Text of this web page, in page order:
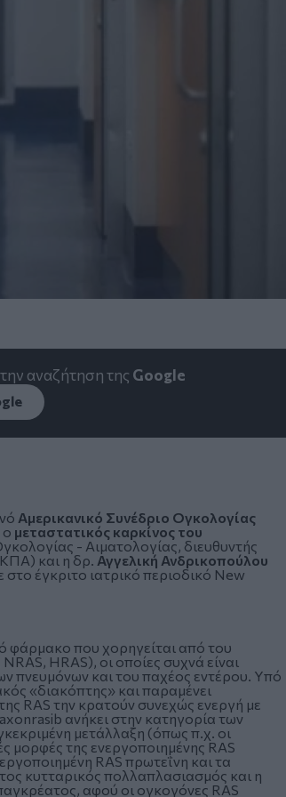
αναζήτηση της Google
Αμερικανικό Συνέδριο Ογκολογίας
ο μεταστατικός καρκίνος του
- Αιματολογίας, διευθυντής
και η δρ. Αγγελική Ανδρικοπούλου
έγκριτο ιατρικό περιοδικό New
φάρμακο που χορηγείται από του
HRAS), οι οποίες συχνά είναι
πνευμόνων και του παχέος εντέρου. Υπό
«διακόπτης» και παραμένει
RAS την κρατούν συνεχώς ενεργή με
ανήκει στην κατηγορία των
μετάλλαξη (όπως π.χ. οι
μορφές της ενεργοποιημένης RAS
RAS πρωτεΐνη και τα
κυτταρικός πολλαπλασιασμός και η
αφού οι ογκογόνες RAS